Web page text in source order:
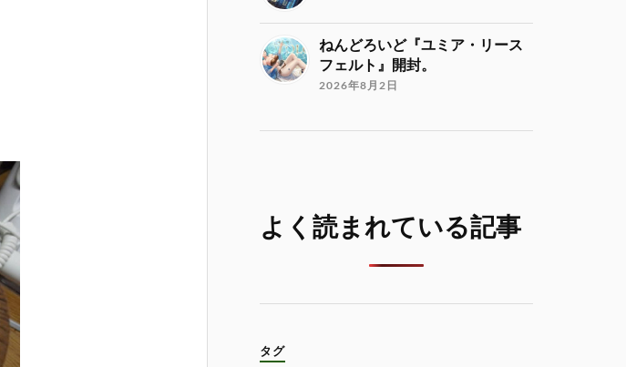
ねんどろいど『ユミア・リース
フェルト』開封。
2026年8月2日
よく読まれている記事
タグ